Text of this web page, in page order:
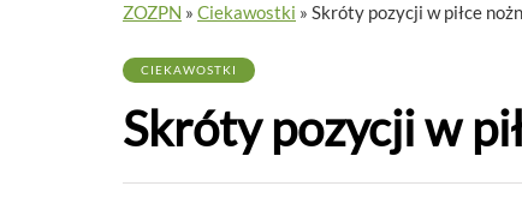
ZOZPN » Ciekawostki » Skróty pozycji w piłce
CIEKAWOSTKI
Skróty pozycji w